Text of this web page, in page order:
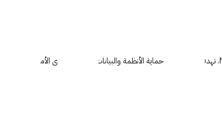
نقدم خدمات حماية شاملة تشمل تقييم الثغرات، اختبارات الاختراق، إعداد سياسات الأمان، وضمان الالتزام بمعايير NCA، PDPL، ISO، OWASP Top 10. تهدف الخدمة إلى حماية الأنظمة والبيانات وتعزيز مستوى الأمان